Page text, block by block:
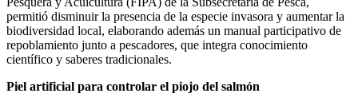
permitió disminuir la presencia de la especie invasora y aumentar la
biodiversidad local, elaborando además un manual participativo de
repoblamiento junto a pescadores, que integra conocimiento
científico y saberes tradicionales.
Piel artificial para controlar el piojo del salmón